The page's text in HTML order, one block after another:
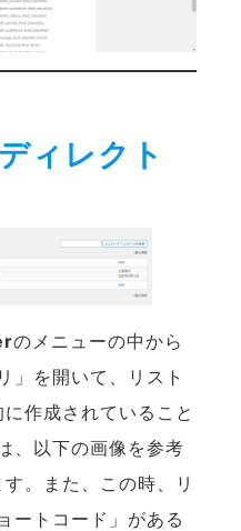
ィレクト
のメニューの中から
」を開いて、リスト
作成されていること
、以下の画像を参考
。また、この時、リ
ートコード」がある